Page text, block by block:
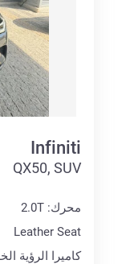
Infiniti
QX50, SUV
محرك: 2.0T
Leather Seat
كاميرا الرؤية